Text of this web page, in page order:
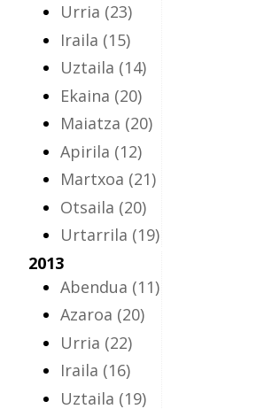
Urria (23)
Iraila (15)
Uztaila (14)
Ekaina (20)
Maiatza (20)
Apirila (12)
Martxoa (21)
Otsaila (20)
Urtarrila (19)
2013
Abendua (11)
Azaroa (20)
Urria (22)
Iraila (16)
Uztaila (19)